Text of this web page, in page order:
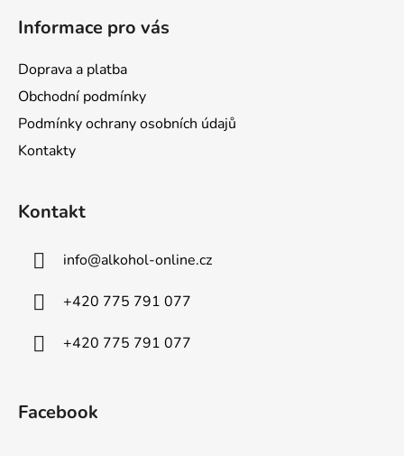
Informace pro vás
Doprava a platba
Obchodní podmínky
Podmínky ochrany osobních údajů
Kontakty
Kontakt
info@alkohol-online.cz
+420 775 791 077
+420 775 791 077
Facebook